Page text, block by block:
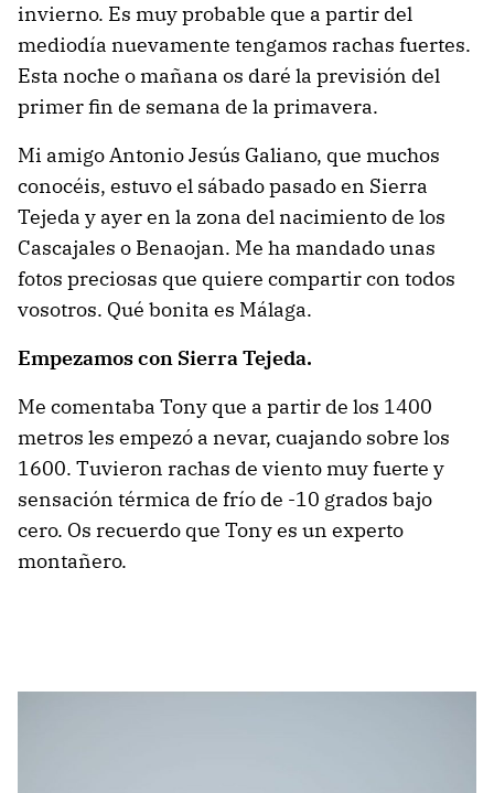
invierno. Es muy probable que a partir del
mediodía nuevamente tengamos rachas fuertes.
Esta noche o mañana os daré la previsión del
primer fin de semana de la primavera.
Mi amigo Antonio Jesús Galiano, que muchos
conocéis, estuvo el sábado pasado en Sierra
Tejeda y ayer en la zona del nacimiento de los
Cascajales o Benaojan. Me ha mandado unas
fotos preciosas que quiere compartir con todos
vosotros. Qué bonita es Málaga.
Empezamos con Sierra Tejeda.
Me comentaba Tony que a partir de los 1400
metros les empezó a nevar, cuajando sobre los
1600. Tuvieron rachas de viento muy fuerte y
sensación térmica de frío de -10 grados bajo
cero. Os recuerdo que Tony es un experto
montañero.